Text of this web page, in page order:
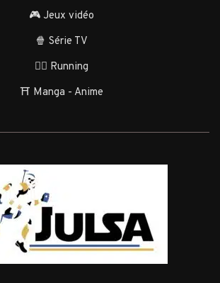
🎮 Jeux vidéo
🍿 Série TV
🏃‍♂️ Running
⛩️ Manga - Anime